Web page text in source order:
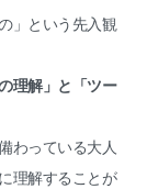
」という先入観
理解」と「ツー
わっている大人
理解することが